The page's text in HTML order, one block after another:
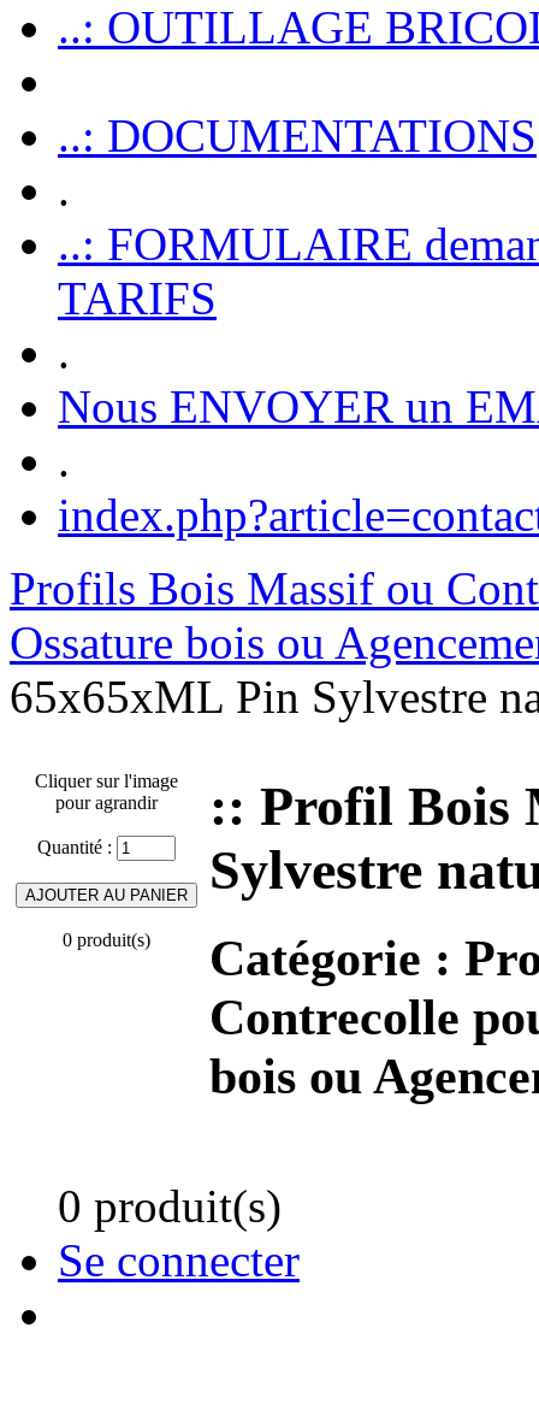
..: OUTILLAGE
..: DOCUMENTATIONS
.
..: FORMULAIRE
TARIFS
.
Nous ENVOYER un
.
Profils Bois Massif ou
Ossature bois ou
65x65xML Pin Sylvestre
Cliquer sur l'image
pour agrandir
Quantité :
0 produit(s)
:: Profil Bois
Sylvestre
Catégorie :
Contrecolle
bois ou
0 produit(s)
Se connecter